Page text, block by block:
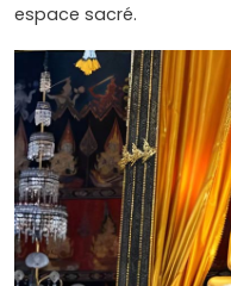
espace sacré.